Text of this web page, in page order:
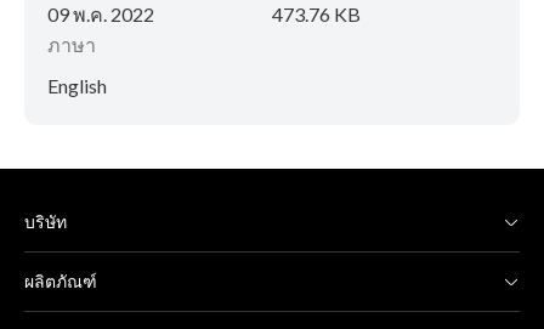
09 พ.ค. 2022
473.76 KB
ภาษา
English
บริษัท
ผลิตภัณฑ์